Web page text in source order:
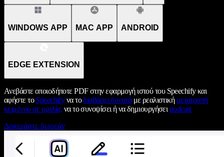
WINDOWS APP MAC APP ANDROID
EDGE EXTENSION
Ανεβάστε οποιοδήποτε PDF στην εφαρμογή ιστού του Speechify και
αφήστε τοSpeechifyνα τοδιαβάσει δυνατάμε ρεαλιστική μετατροπή
κειμένου σε ομιλία, να το συνοψίσει ή να δημιουργήσει podcast
Δοκιμάστε δωρεάν